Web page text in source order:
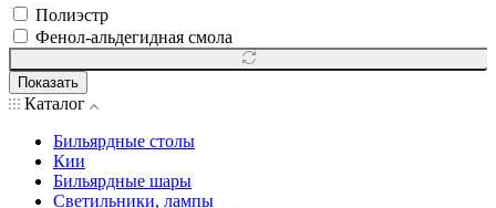
Полиэстр
Фенол-альдегидная смола
Показать
Каталог
Бильярдные столы
Кии
Бильярдные шары
Светильники, лампы